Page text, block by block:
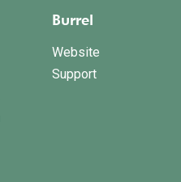
Burrel
Website
Support